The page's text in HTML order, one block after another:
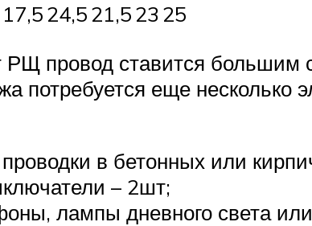
17,524,521,523 25
РЩ провод ставится
потребуется еще несколько
в бетонных или
– 2шт;
лампы дневного света